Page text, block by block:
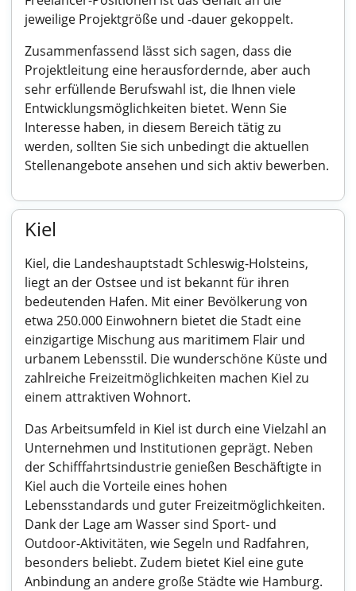
jeweilige Projektgröße und -dauer gekoppelt.
Zusammenfassend lässt sich sagen, dass die
Projektleitung eine herausfordernde, aber auch
sehr erfüllende Berufswahl ist, die Ihnen viele
Entwicklungsmöglichkeiten bietet. Wenn Sie
Interesse haben, in diesem Bereich tätig zu
werden, sollten Sie sich unbedingt die aktuellen
Stellenangebote ansehen und sich aktiv bewerben.
Kiel
Kiel, die Landeshauptstadt Schleswig-Holsteins,
liegt an der Ostsee und ist bekannt für ihren
bedeutenden Hafen. Mit einer Bevölkerung von
etwa 250.000 Einwohnern bietet die Stadt eine
einzigartige Mischung aus maritimem Flair und
urbanem Lebensstil. Die wunderschöne Küste und
zahlreiche Freizeitmöglichkeiten machen Kiel zu
einem attraktiven Wohnort.
Das Arbeitsumfeld in Kiel ist durch eine Vielzahl an
Unternehmen und Institutionen geprägt. Neben
der Schifffahrtsindustrie genießen Beschäftigte in
Kiel auch die Vorteile eines hohen
Lebensstandards und guter Freizeitmöglichkeiten.
Dank der Lage am Wasser sind Sport- und
Outdoor-Aktivitäten, wie Segeln und Radfahren,
besonders beliebt. Zudem bietet Kiel eine gute
Anbindung an andere große Städte wie Hamburg.